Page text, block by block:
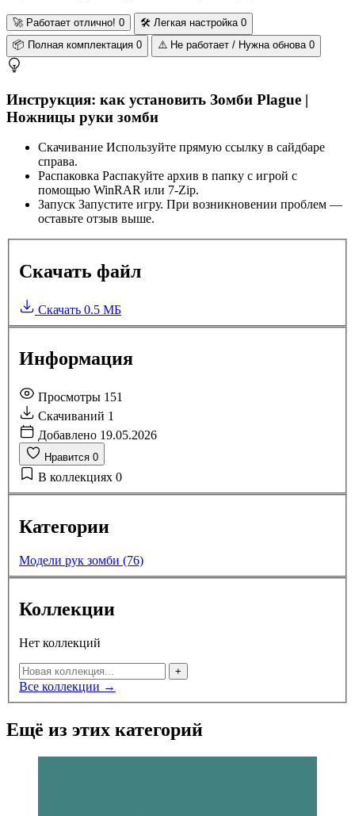
🚀Работает отлично! 0 🛠️ Легкая настройка 0
📦 Полная комплектация 0 ⚠️ Не работает / Нужна обнова 0
Инструкция: как установить Зомби Plague |
Ножницы руки зомби
Скачивание Используйте прямую ссылку в сайдбаре
справа.
Распаковка Распакуйте архив в папку с игрой с
помощью WinRAR или 7-Zip.
Запуск Запустите игру. При возникновении проблем —
оставьте отзыв выше.
Скачать файл
Скачать 0.5 МБ
Информация
Просмотры 151
Скачиваний 1
Добавлено 19.05.2026
Нравится 0
В коллекциях 0
Категории
Модели рук зомби (76)
Коллекции
Нет коллекций
+
Все коллекции →
Ещё из этих категорий